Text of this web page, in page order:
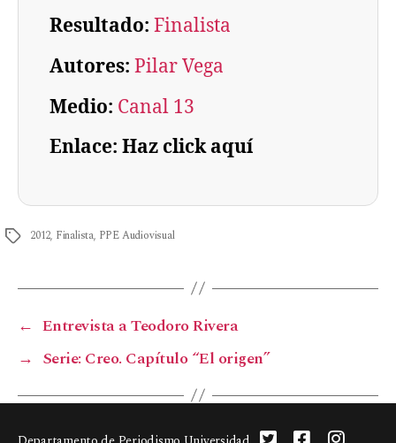
Resultado: Finalista
Autores: Pilar Vega
Medio: Canal 13
Enlace: Haz click aquí
2012, Finalista, PPE Audiovisual
← Entrevista a Teodoro Rivera
→ Serie: Creo. Capítulo “El origen”